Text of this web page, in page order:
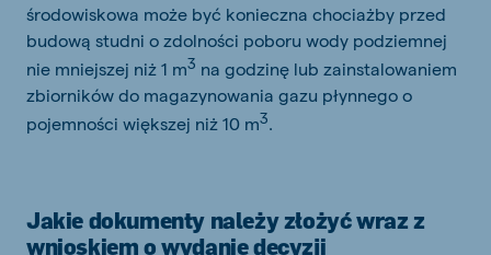
środowiskowa może być konieczna chociażby przed
budową studni o zdolności poboru wody podziemnej
nie mniejszej niż 1 m3 na godzinę lub zainstalowaniem
zbiorników do magazynowania gazu płynnego o
pojemności większej niż 10 m3.
Jakie dokumenty należy złożyć wraz z
wnioskiem o wydanie decyzji